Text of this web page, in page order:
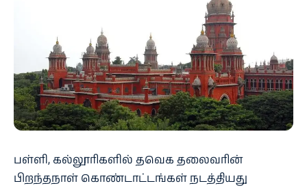
பள்ளி, கல்லூரிகளில் தவெக தலைவரின்
பிறந்தநாள் கொண்டாட்டங்கள் நடத்தியது